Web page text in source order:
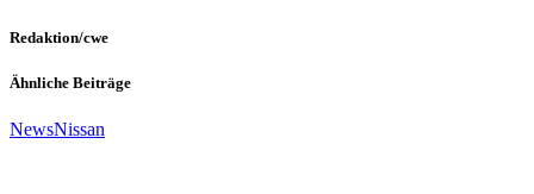
Redaktion/cwe
Ähnliche Beiträge
NewsNissan